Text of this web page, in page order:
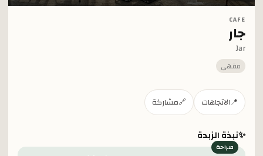
CAFE
جار
Jar
مقهى
📍الاتجاهات 🔗مشاركة
✨نبذة الزبدة